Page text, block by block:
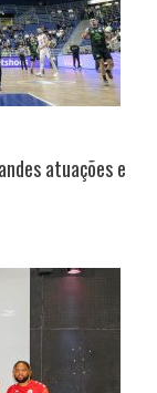
atuações e